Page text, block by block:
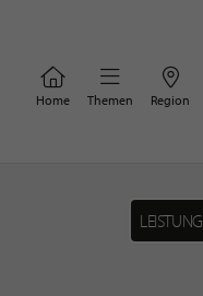
Home Themen Region
LEISTUNG